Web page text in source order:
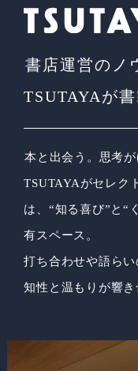
書店運営のノ
TSUTAYAが
本と出会う。思考
TSUTAYAがセレク
は、 “知る喜び”と“
有スペース。
打ち合わせや語らい
知性と温もりが響き